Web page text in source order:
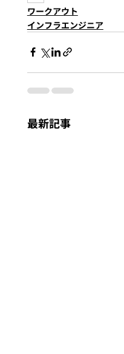
ワークアウト
インフラエンジニア
最新記事